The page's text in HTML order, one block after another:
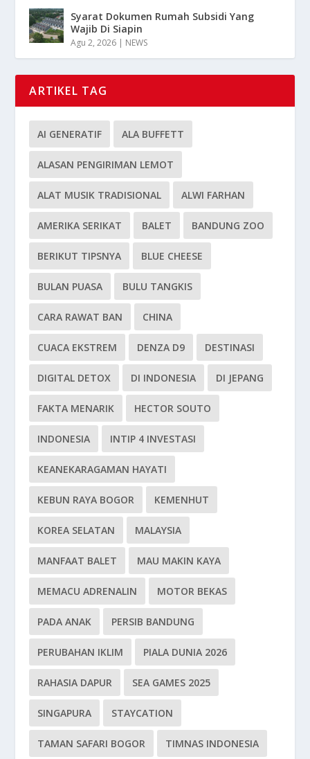
Syarat Dokumen Rumah Subsidi Yang
Wajib Di Siapin
Agu 2, 2026 | NEWS
ARTIKEL TAG
AI GENERATIF ALA BUFFETT
ALASAN PENGIRIMAN LEMOT
ALAT MUSIK TRADISIONAL ALWI FARHAN
AMERIKA SERIKAT BALET BANDUNG ZOO
BERIKUT TIPSNYA BLUE CHEESE
BULAN PUASA BULU TANGKIS
CARA RAWAT BAN CHINA
CUACA EKSTREM DENZA D9 DESTINASI
DIGITAL DETOX DI INDONESIA DI JEPANG
FAKTA MENARIK HECTOR SOUTO
INDONESIA INTIP 4 INVESTASI
KEANEKARAGAMAN HAYATI
KEBUN RAYA BOGOR KEMENHUT
KOREA SELATAN MALAYSIA
MANFAAT BALET MAU MAKIN KAYA
MEMACU ADRENALIN MOTOR BEKAS
PADA ANAK PERSIB BANDUNG
PERUBAHAN IKLIM PIALA DUNIA 2026
RAHASIA DAPUR SEA GAMES 2025
SINGAPURA STAYCATION
TAMAN SAFARI BOGOR TIMNAS INDONESIA